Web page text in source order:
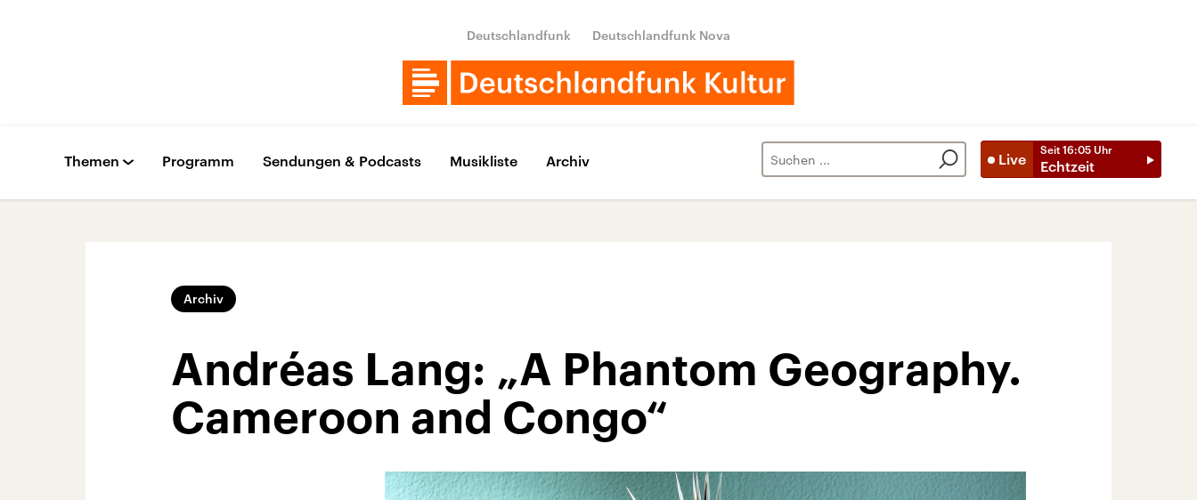
Deutschlandfunk Deutschlandfunk Nova
Live
Seit 16:05 Uhr
Echtzeit
Themen Programm Sendungen & Podcasts Musikliste Archiv
Archiv
Andréas Lang: „A Phantom Geography.
Cameroon and Congo“